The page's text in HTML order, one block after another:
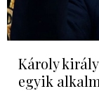
Károly
egyik